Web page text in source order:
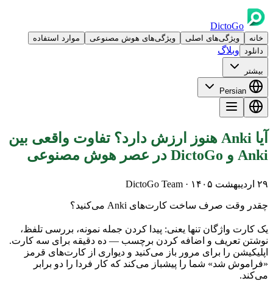
DictoGo
خانه ویژگی‌های اصلی ویژگی‌های هوش مصنوعی
موارد استفاده
دانلود وبلاگ
بیشتر
آیا Anki هنوز ارزش دارد؟ تفاوت واقعی بین
Anki و DictoGo در عصر هوش مصنوعی
۲۹ اردیبهشت ۱۴۰۵ · DictoGo Team
چقدر وقت صرف ساخت کارت‌های Anki می‌کنید؟
یک کارت واژگان تنها یعنی: پیدا کردن جمله نمونه، بررسی تلفظ،
نوشتن تعریف و اضافه کردن برچسب — ده دقیقه برای سه کارت.
اپلیکیشن را برای مرور باز می‌کنید و دیواری از کارت‌های قرمز
«فراموش شد» شما را پیشباز می‌کند که کار فردا را دو برابر
می‌کند.